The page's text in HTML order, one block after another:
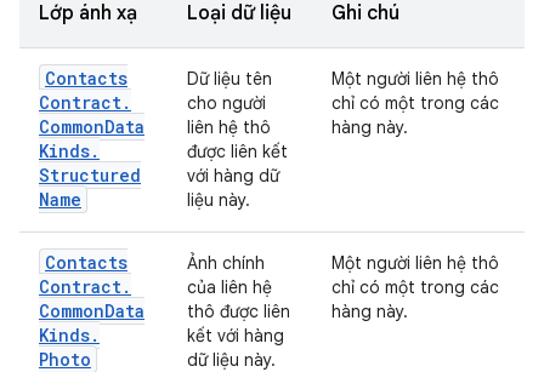
Lớp ánh xạ Loại dữ liệu Ghi chú
Contacts
Contract.
CommonData
Kinds.
Structured
Name
Dữ liệu tên
cho người
liên hệ thô
được liên kết
với hàng dữ
liệu này.
Một người liên hệ thô
chỉ có một trong các
hàng này.
Contacts
Contract.
CommonData
Kinds.
Photo
Ảnh chính
của liên hệ
thô được liên
kết với hàng
dữ liệu này.
Một người liên hệ thô
chỉ có một trong các
hàng này.